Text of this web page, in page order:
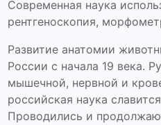
Современная наука
рентгеноскопия,
Развитие анатомии
России с начала 19 века.
мышечной, нервной и
российская наука
Проводились и